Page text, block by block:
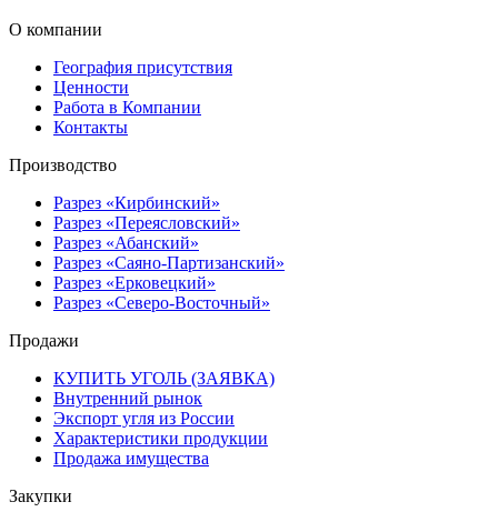
О компании
География присутствия
Ценности
Работа в Компании
Контакты
Производство
Разрез «Кирбинский»
Разрез «Переясловский»
Разрез «Абанский»
Разрез «Саяно-Партизанский»
Разрез «Ерковецкий»
Разрез «Северо-Восточный»
Продажи
КУПИТЬ УГОЛЬ (ЗАЯВКА)
Внутренний рынок
Экспорт угля из России
Характеристики продукции
Продажа имущества
Закупки